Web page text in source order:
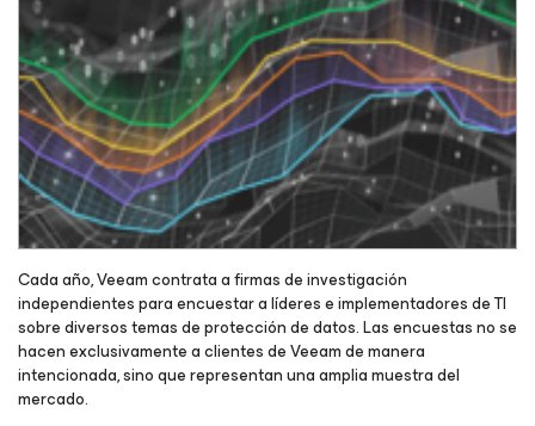
Cada año, Veeam contrata a firmas de investigación
independientes para encuestar a líderes e implementadores de TI
sobre diversos temas de protección de datos. Las encuestas no se
hacen exclusivamente a clientes de Veeam de manera
intencionada, sino que representan una amplia muestra del
mercado.